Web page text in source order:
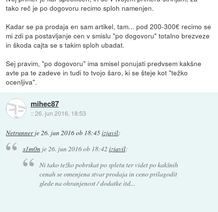
tako reč je po dogovoru recimo sploh namenjen.
Kadar se pa prodaja en sam artikel, tam... pod 200-300€ recimo se
mi zdi pa postavljanje cen v smislu "po dogovoru" totalno brezveze
in škoda cajta se s takim sploh ubadat.
Sej pravim, "po dogovoru" ima smisel ponujati predvsem kakšne
avte pa te zadeve in tudi to tvojo šaro, ki se šteje kot "težko
ocenljiva".
mihec87
::26. jun 2016, 18:53
Netrunnerje 26. jun 2016 ob 18:45izjavil:
s1m0nje26. jun 2016 ob 18:42 izjavil:
Ni tako težko pobrskat po spletu ter videt po kakšnih
cenah se omenjena stvar prodaja in ceno prilagodit
glede na ohranjenost / dodatke itd...